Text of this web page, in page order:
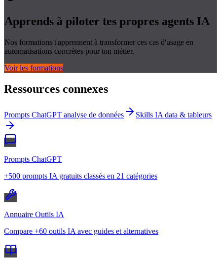
Apprends à piloter tes propres agents IA
Nos formations t'apprennent à transformer ces cas d'usage en
automatisations concrètes pour ton métier.
Voir les formations
Ressources connexes
Prompts ChatGPT analyse de données Skills IA data & tableurs
Prompts ChatGPT
+500 prompts IA gratuits classés en 21 catégories
Annuaire Outils IA
Compare +60 outils IA avec guides et alternatives